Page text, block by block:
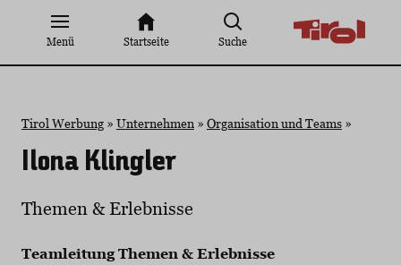
springenMenü Startseite Suche
Tirol Werbung» Unternehmen » Organisation und Teams»
Ilona Klingler
Themen & Erlebnisse
Teamleitung Themen & Erlebnisse